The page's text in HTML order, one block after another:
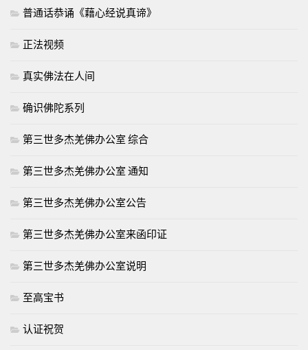
普通话恭诵《藉心经说真谛》
正法视频
真实佛法在人间
确识佛陀系列
第三世多杰羌佛办公室 综合
第三世多杰羌佛办公室 通知
第三世多杰羌佛办公室公告
第三世多杰羌佛办公室来函印证
第三世多杰羌佛办公室说明
至高宝书
认证祝贺